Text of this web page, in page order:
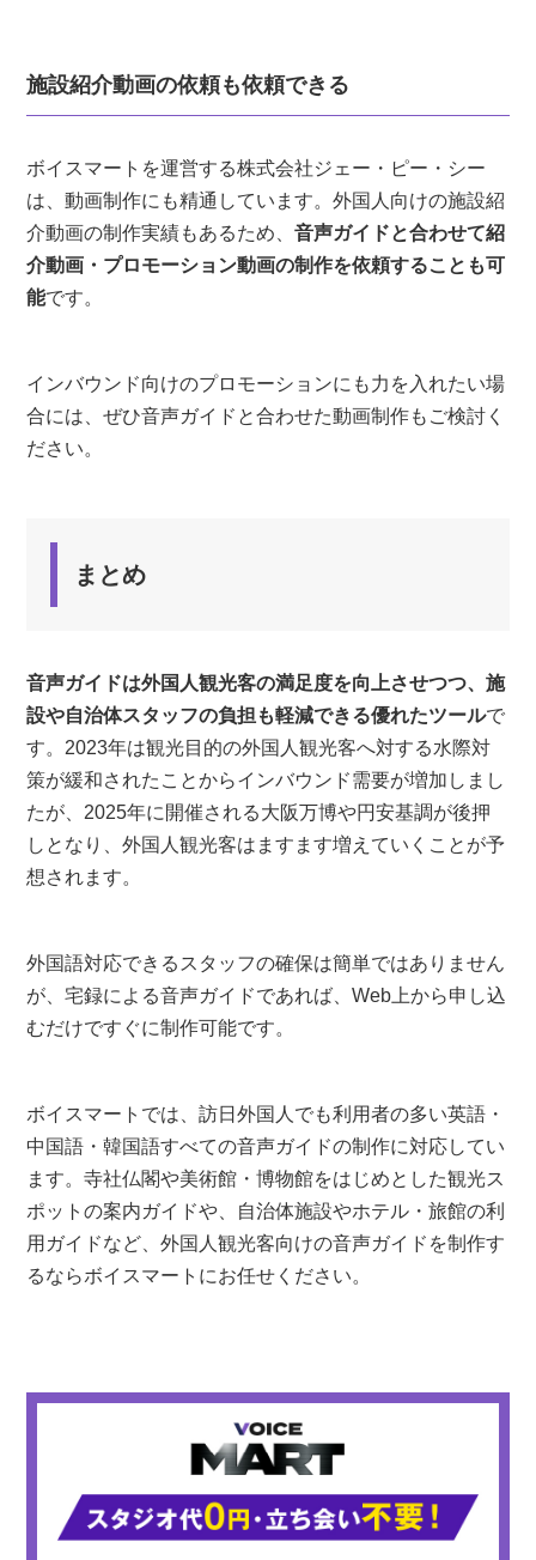
施設紹介動画の依頼も依頼できる
ボイスマートを運営する株式会社ジェー・ピー・シー
は、動画制作にも精通しています。外国人向けの施設紹
介動画の制作実績もあるため、音声ガイドと合わせて紹
介動画・プロモーション動画の制作を依頼することも可
能です。
インバウンド向けのプロモーションにも力を入れたい場
合には、ぜひ音声ガイドと合わせた動画制作もご検討く
ださい。
まとめ
音声ガイドは外国人観光客の満足度を向上させつつ、施
設や自治体スタッフの負担も軽減できる優れたツールで
す。2023年は観光目的の外国人観光客へ対する水際対
策が緩和されたことからインバウンド需要が増加しまし
たが、2025年に開催される大阪万博や円安基調が後押
しとなり、外国人観光客はますます増えていくことが予
想されます。
外国語対応できるスタッフの確保は簡単ではありません
が、宅録による音声ガイドであれば、Web上から申し込
むだけですぐに制作可能です。
ボイスマートでは、訪日外国人でも利用者の多い英語・
中国語・韓国語すべての音声ガイドの制作に対応してい
ます。寺社仏閣や美術館・博物館をはじめとした観光ス
ポットの案内ガイドや、自治体施設やホテル・旅館の利
用ガイドなど、外国人観光客向けの音声ガイドを制作す
るならボイスマートにお任せください。